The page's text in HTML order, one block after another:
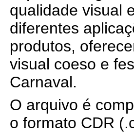
qualidade visual
diferentes
produtos,
visual coeso e
Carnaval.
O arquivo é
o formato CDR